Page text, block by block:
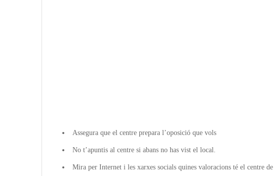
Assegura que el centre prepara l’oposició que vols
No t’apuntis al centre si abans no has vist el local.
Mira per Internet i les xarxes socials quines valoracions té el centre